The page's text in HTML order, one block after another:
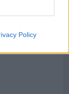
Policy
få delta.